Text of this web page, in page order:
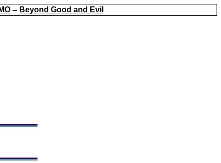
-- Beyond Good and Evil